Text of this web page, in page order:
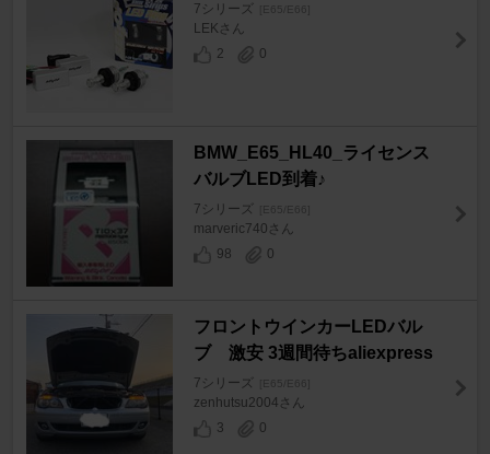
7シリーズ [E65/E66]
LEKさん
2
0
BMW_E65_HL40_ライセンス
バルブLED到着♪
7シリーズ [E65/E66]
marveric740さん
98
0
フロントウインカーLEDバル
ブ 激安 3週間待ちaliexpress
7シリーズ [E65/E66]
zenhutsu2004さん
3
0